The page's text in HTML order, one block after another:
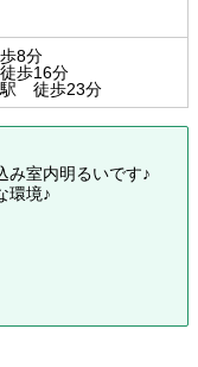
8分
歩16分
徒歩23分
み室内明るいです♪
環境♪